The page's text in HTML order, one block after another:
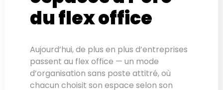
du flex office
Aujourd’hui, de plus en plus d’entreprises
passent au flex office — un mode
d’organisation sans poste attitré, où
chacun choisit son espace selon son